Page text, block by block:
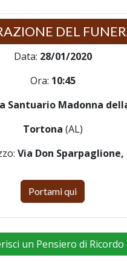
DEL
Data: 28/01/2020
Ora: 10:45
Santuario Madonna
Tortona (AL)
Via Don Sparpaglione,
Portami qui
un Pensiero di Ricordo